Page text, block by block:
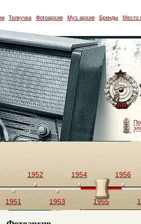
Толкучка Фотоархив Муз. архив Бренды Место
1951
1952
1953
1954
1955
1956